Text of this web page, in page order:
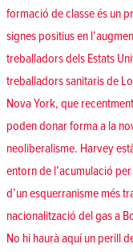
formació de classe és un
signes positius en
treballadors dels Estats
treballadors sanitaris de
Nova York, que
poden donar forma a la
neoliberalisme. Harvey
entorn de l’acumulació
d’un esquerranisme més
nacionalització del gas a
No hi haurà aquí un perill